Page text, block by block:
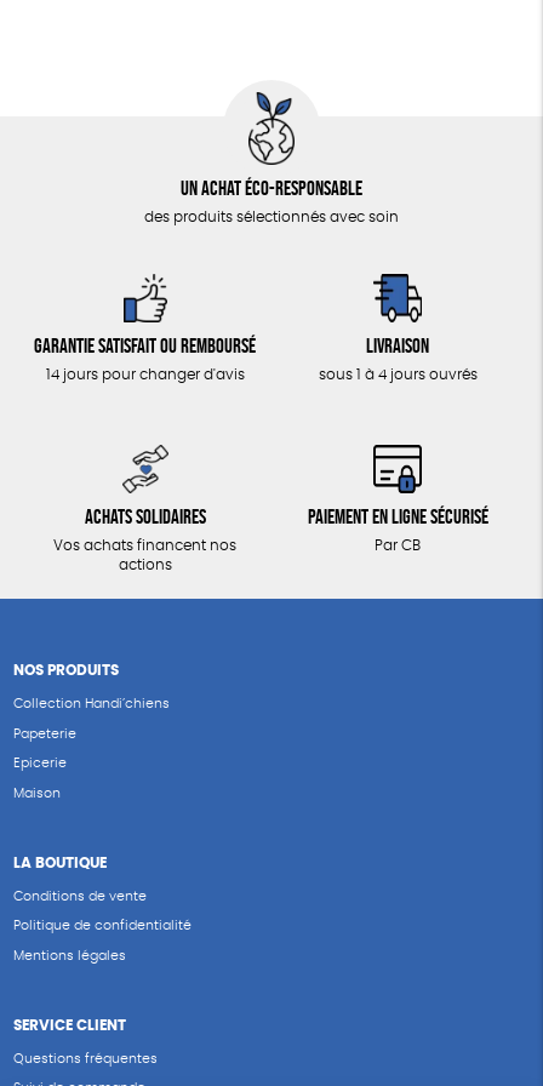
Un achat éco-responsable
des produits sélectionnés avec soin
Garantie satisfait ou remboursé
14 jours pour changer d'avis
Livraison
sous 1 à 4 jours ouvrés
Achats solidaires
Vos achats financent nos
actions
Paiement en ligne sécurisé
Par CB
NOS PRODUITS
Collection Handi’chiens
Papeterie
Epicerie
Maison
LA BOUTIQUE
Conditions de vente
Politique de confidentialité
Mentions légales
SERVICE CLIENT
Questions fréquentes